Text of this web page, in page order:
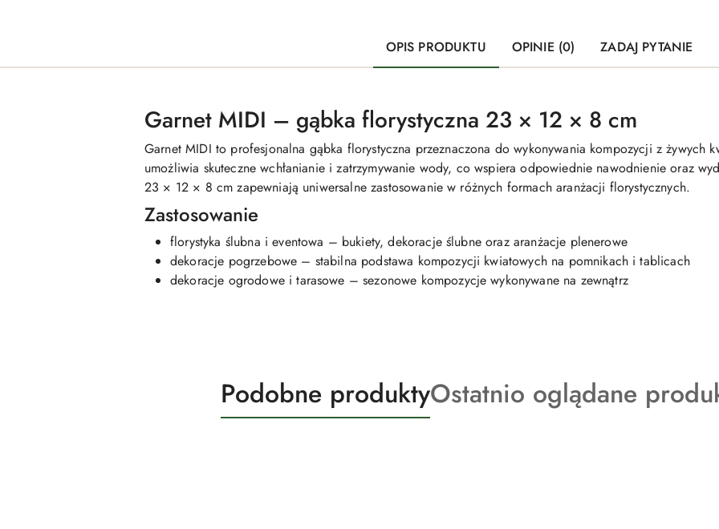
OPIS PRODUKTU OPINIE (0) ZADAJ PYTANIE
Garnet MIDI – gąbka florystyczna 23 × 12 × 8 cm
Garnet MIDI to profesjonalna gąbka florystyczna przeznaczona do wykonywania kompozycji z żywych
umożliwia skuteczne wchłanianie i zatrzymywanie wody, co wspiera odpowiednie nawodnienie oraz
23 × 12 × 8 cm zapewniają uniwersalne zastosowanie w różnych formach aranżacji florystycznych.
Zastosowanie
florystyka ślubna i eventowa – bukiety, dekoracje ślubne oraz aranżacje plenerowe
dekoracje pogrzebowe – stabilna podstawa kompozycji kwiatowych na pomnikach i tablicach
dekoracje ogrodowe i tarasowe – sezonowe kompozycje wykonywane na zewnątrz
Produkty
o
Podobne produktyProdukty
o
Ostatnio oglądane